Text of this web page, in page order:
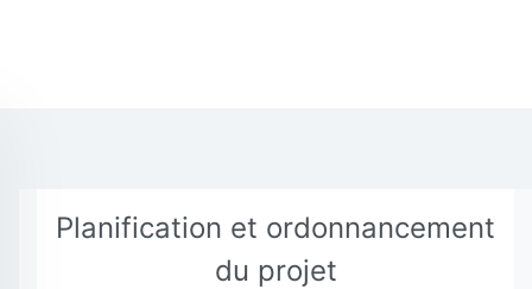
Planification et ordonnancement
du projet